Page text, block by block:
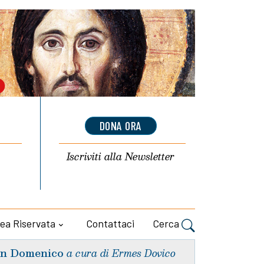
DONA ORA
Iscriviti allaNewsletter
Riservata Contattaci Cerca
Domenico a cura di Ermes Dovico